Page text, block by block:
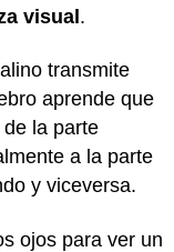
visual.
transmite
aprende que
la parte
a la parte
y viceversa.
ojos para ver un